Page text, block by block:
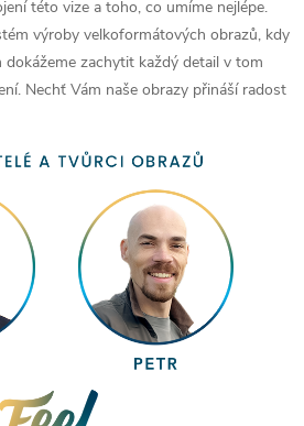
této vize a toho, co umíme nejlépe.
výroby velkoformátových obrazů, kdy
zachytit každý detail v tom
Nechť Vám naše obrazy přináší radost